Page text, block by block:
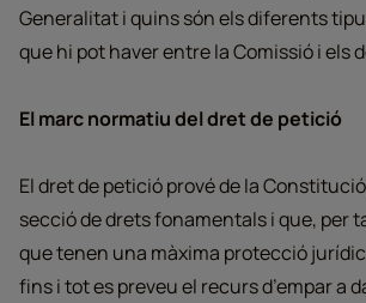
Generalitat i quins són els diferents
que hi pot haver entre la Comissió i els
El marc normatiu del dret de petició
El dret de petició prové de la
secció de drets fonamentals i que, per
que tenen una màxima protecció
fins i tot es preveu el recurs d’empar a